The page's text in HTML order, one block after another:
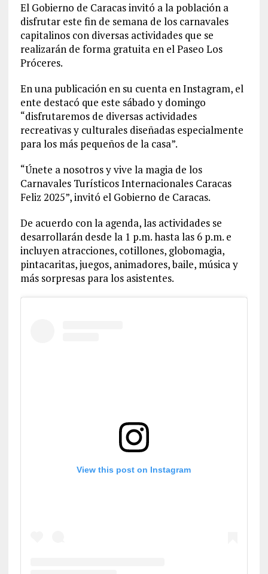
El Gobierno de Caracas invitó a la población a
disfrutar este fin de semana de los carnavales
capitalinos con diversas actividades que se
realizarán de forma gratuita en el Paseo Los
Próceres.
En una publicación en su cuenta en Instagram, el
ente destacó que este sábado y domingo
“disfrutaremos de diversas actividades
recreativas y culturales diseñadas especialmente
para los más pequeños de la casa”.
“Únete a nosotros y vive la magia de los
Carnavales Turísticos Internacionales Caracas
Feliz 2025”, invitó el Gobierno de Caracas.
De acuerdo con la agenda, las actividades se
desarrollarán desde la 1 p.m. hasta las 6 p.m. e
incluyen atracciones, cotillones, globomagia,
pintacaritas, juegos, animadores, baile, música y
más sorpresas para los asistentes.
View this post on Instagram